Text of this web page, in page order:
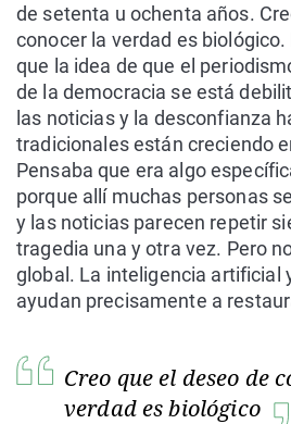
de setenta u ochenta años.
conocer la verdad es
que la idea de que el
de la democracia se está
las noticias y la desconfianza
tradicionales están creciendo
Pensaba que era algo
porque allí muchas personas
y las noticias parecen repetir
tragedia una y otra vez. Pero
global. La inteligencia artificial
ayudan precisamente a
Creo que el deseo de
verdad es biológico